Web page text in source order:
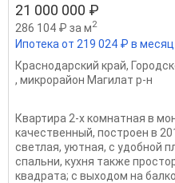
21 000 000 ₽
286 104 ₽ за м2
Ипотека от 219 024 ₽ в месяц
Краснодарский край,
, микрорайон Магилат р-н
Квaртира 2-х комнатная в
качественный, построен в
светлая, уютная, с удобной
спальни, кухня также
квадрата; с выходом на